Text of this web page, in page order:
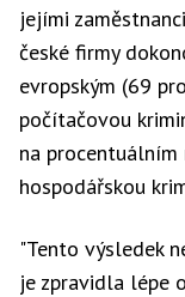
jejími
české firmy
evropským (69
počítačovou
na
hospodářskou
"Tento výsledek
je zpravidla lépe